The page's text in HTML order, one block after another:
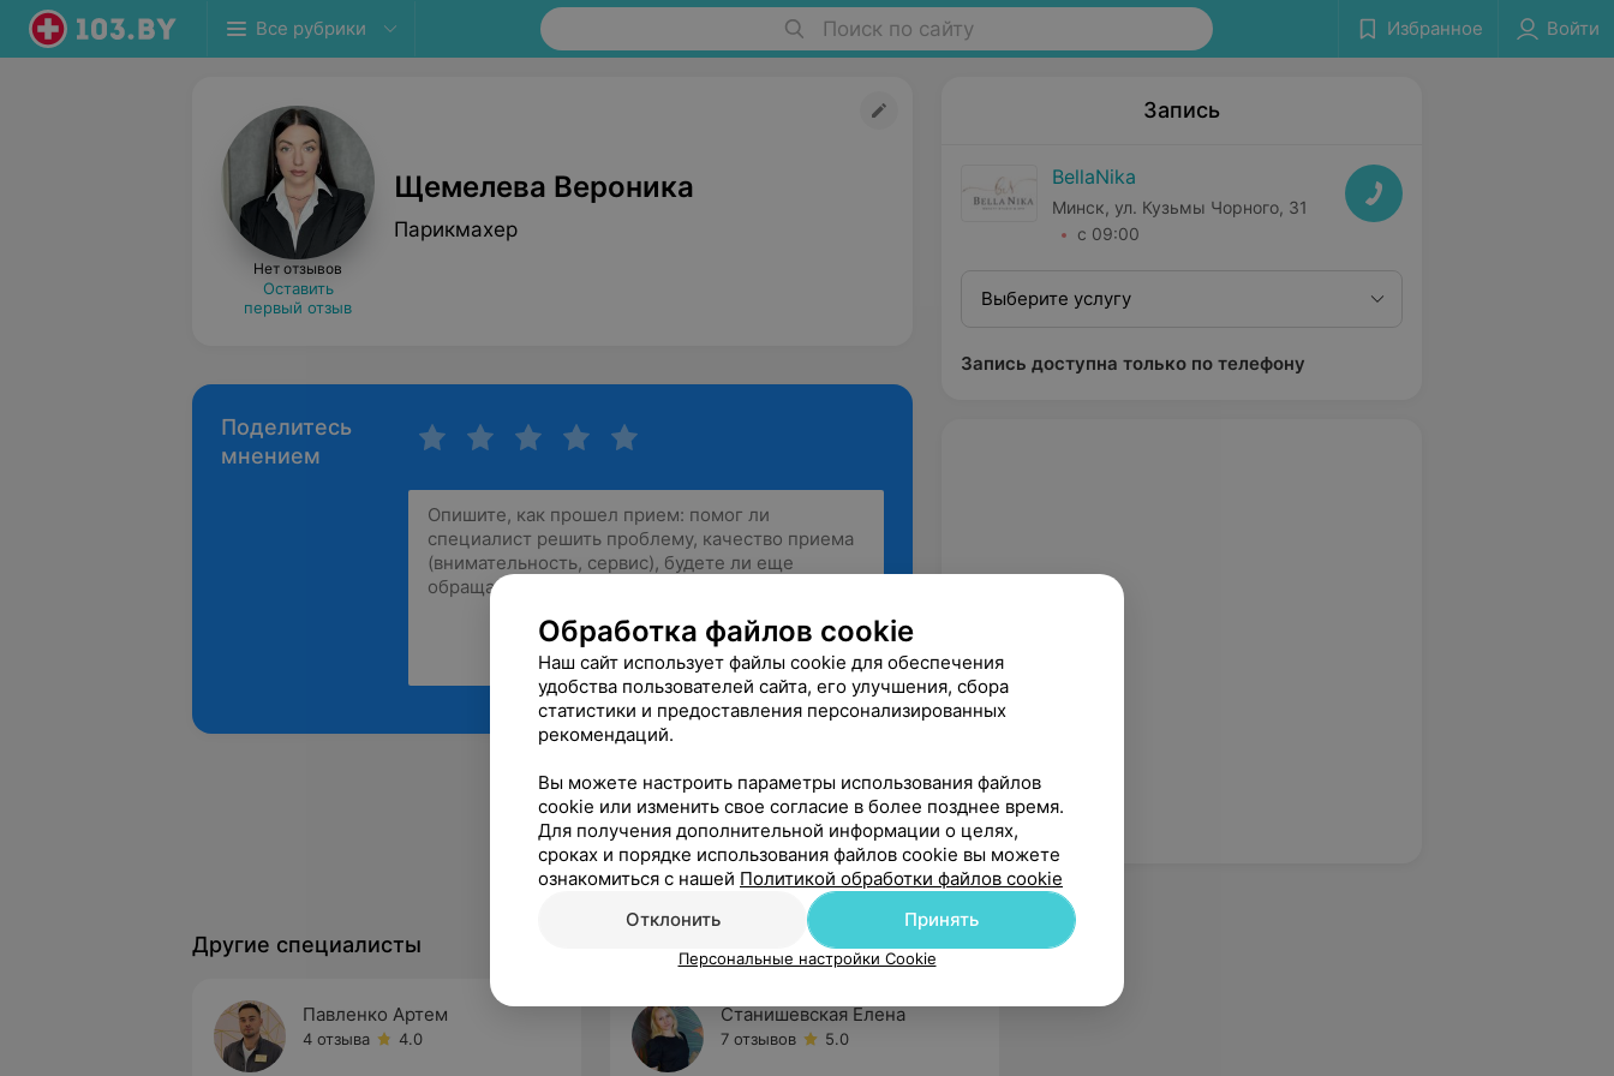
Все рубрики Поиск по сайту Избранное Войти
Нет отзывов
Оставить
первый отзыв
Щемелева Вероника
Парикмахер
Поделитесь
мнением
Рекомендую
Запись
BellaNika
Минск, ул. Кузьмы Чорного, 31
с 09:00
Выберите услугу
Запись доступна только по телефону
Другие специалисты
Павленко Артем
4 отзыва 4.0
Станишевская Елена
7 отзывов 5.0
Обработка файлов cookie
Наш сайт использует файлы cookie для обеспечения
удобства пользователей сайта, его улучшения, сбора
статистики и предоставления персонализированных
рекомендаций.
Вы можете настроить параметры использования файлов
cookie или изменить свое согласие в более позднее время.
Для получения дополнительной информации о целях,
сроках и порядке использования файлов cookie вы можете
ознакомиться с нашей Политикой обработки файлов cookie
Отклонить
Принять
Персональные настройки Cookie